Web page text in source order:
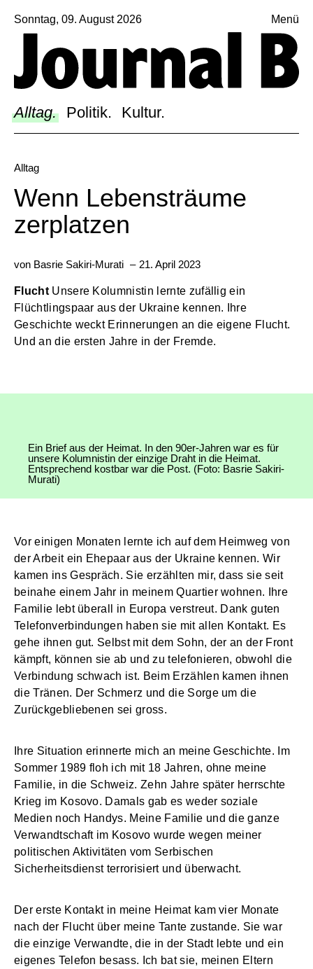
Sonntag, 09. August 2026
Alltag. Politik. Kultur.
Menü
Sagt, was Bern bewegt
Alltag.
Politik.
Kultur.
Dossier.
INSTAGRAM
BLUESKY
Alltag
Wenn Lebensträume
zerplatzen
von Basrie Sakiri-Murati – 21. April 2023
Flucht Unsere Kolumnistin lernte zufällig ein
Flüchtlingspaar aus der Ukraine kennen. Ihre
Geschichte weckt Erinnerungen an die eigene Flucht.
Und an die ersten Jahre in der Fremde.
Ein Brief aus der Heimat. In den 90er-Jahren war es für
unsere Kolumnistin der einzige Draht in die Heimat.
Entsprechend kostbar war die Post. (Foto: Basrie Sakiri-
Murati)
Vor einigen Monaten lernte ich auf dem Heimweg von
der Arbeit ein Ehepaar aus der Ukraine kennen. Wir
kamen ins Gespräch. Sie erzählten mir, dass sie seit
beinahe einem Jahr in meinem Quartier wohnen. Ihre
Familie lebt überall in Europa verstreut. Dank guten
Telefonverbindungen haben sie mit allen Kontakt. Es
gehe ihnen gut. Selbst mit dem Sohn, der an der Front
kämpft, können sie ab und zu telefonieren, obwohl die
Verbindung schwach ist. Beim Erzählen kamen ihnen
die Tränen. Der Schmerz und die Sorge um die
Zurückgebliebenen sei gross.
Ihre Situation erinnerte mich an meine Geschichte. Im
Sommer 1989 floh ich mit 18 Jahren, ohne meine
Familie, in die Schweiz. Zehn Jahre später herrschte
Krieg im Kosovo. Damals gab es weder soziale
Medien noch Handys. Meine Familie und die ganze
Verwandtschaft im Kosovo wurde wegen meiner
politischen Aktivitäten vom Serbischen
Sicherheitsdienst terrorisiert und überwacht.
Der erste Kontakt in meine Heimat kam vier Monate
nach der Flucht über meine Tante zustande. Sie war
die einzige Verwandte, die in der Stadt lebte und ein
eigenes Telefon besass. Ich bat sie, meinen Eltern